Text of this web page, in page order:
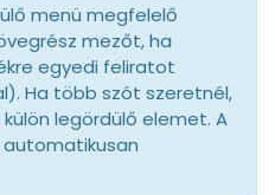
menü megfelelő
mezőt, ha
egyedi feliratot
Ha több szót szeretnél,
legördülő elemet. A